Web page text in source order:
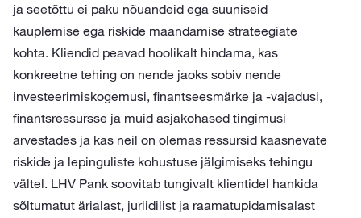
ja seetõttu ei paku nõuandeid ega suuniseid
kauplemise ega riskide maandamise strateegiate
kohta. Kliendid peavad hoolikalt hindama, kas
konkreetne tehing on nende jaoks sobiv nende
investeerimiskogemusi, finantseesmärke ja -vajadusi,
finantsressursse ja muid asjakohased tingimusi
arvestades ja kas neil on olemas ressursid kaasnevate
riskide ja lepinguliste kohustuse jälgimiseks tehingu
vältel. LHV Pank soovitab tungivalt klientidel hankida
sõltumatut ärialast, juriidilist ja raamatupidamisalast